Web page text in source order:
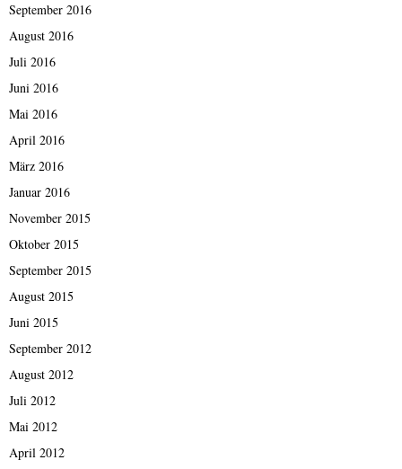
September 2016
August 2016
Juli 2016
Juni 2016
Mai 2016
April 2016
März 2016
Januar 2016
November 2015
Oktober 2015
September 2015
August 2015
Juni 2015
September 2012
August 2012
Juli 2012
Mai 2012
April 2012